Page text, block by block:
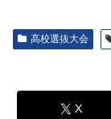
高校選抜大会
X